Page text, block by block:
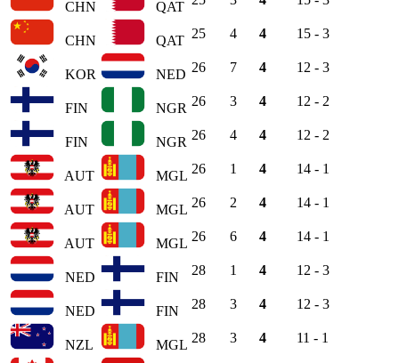
CHN QAT
CHN QAT 25 4 4 15 - 3
KOR NED 26 7 4 12 - 3
FIN NGR 26 3 4 12 - 2
FIN NGR 26 4 4 12 - 2
AUT MGL 26 1 4 14 - 1
AUT MGL 26 2 4 14 - 1
AUT MGL 26 6 4 14 - 1
NED FIN 28 1 4 12 - 3
NED FIN 28 3 4 12 - 3
NZL MGL 28 3 4 11 - 1